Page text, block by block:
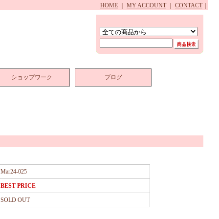
HOME MY ACCOUNT CONTACT
ショップワーク ブログ
Mar24-025
BEST PRICE
SOLD OUT